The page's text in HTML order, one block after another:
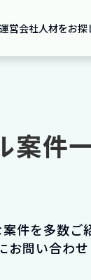
運営会社人材をお
案件
件を多数ご
問い合わせ